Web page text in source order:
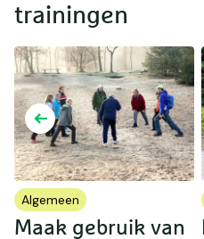
trainingen
Algemeen
Maak gebruik van